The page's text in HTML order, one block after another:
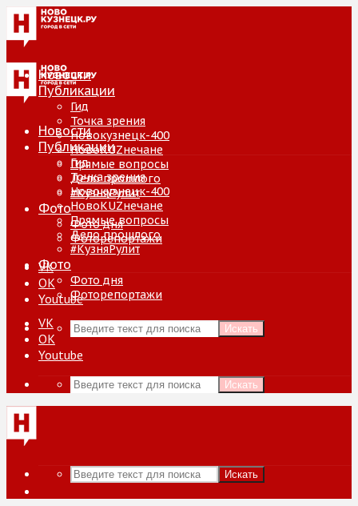
Новости
Публикации
Гид
Точка зрения
Новокузнецк-400
НовоKUZнечане
Прямые вопросы
Дело прошлого
#КузняРулит
Фото
Фото дня
Фоторепортажи
VK
ОК
Youtube
Искать
Новости
Публикации
Гид
Точка зрения
Новокузнецк-400
НовоKUZнечане
Прямые вопросы
Дело прошлого
#КузняРулит
Фото
Фото дня
Фоторепортажи
VK
ОК
Youtube
Искать
Искать